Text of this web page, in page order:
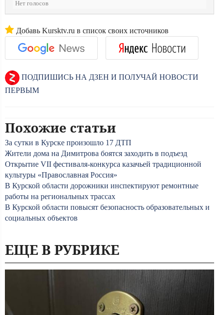
Нет голосов
Добавь Kursktv.ru в список своих источников
ПОДПИШИСЬ НА ДЗЕН И ПОЛУЧАЙ НОВОСТИ
ПЕРВЫМ
Похожие статьи
За сутки в Курске произошло 17 ДТП
Жители дома на Димитрова боятся заходить в подъезд
Открытие VII фестиваля-конкурса казачьей традиционной
культуры «Православная Россия»
В Курской области дорожники инспектируют ремонтные
работы на региональных трассах
В Курской области повысят безопасность образовательных и
социальных объектов
ЕЩЕ В РУБРИКЕ